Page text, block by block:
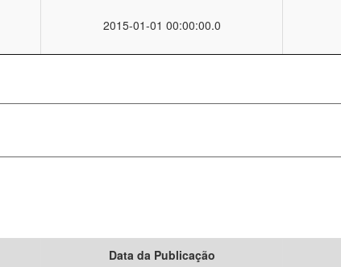
2015-01-01 00:00:00.0
Data da Publicação